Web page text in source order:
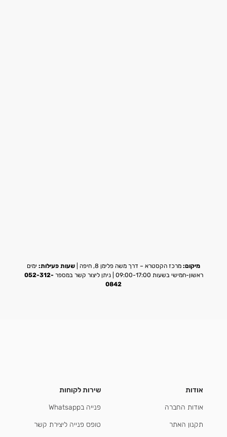
מיקום: מרכז הקסטרא – דרך משה פלימן 8, חיפה | שעות פעילות: ימים
ראשון-חמישי בשעות 09:00-17:00 | ניתן ליצור קשר במספר
052-312-
0842
אודות
אודות החברה
תקנון האתר
שירות לקוחות
פנייה בWhatsapp
טופס פנייה ליצירת קשר